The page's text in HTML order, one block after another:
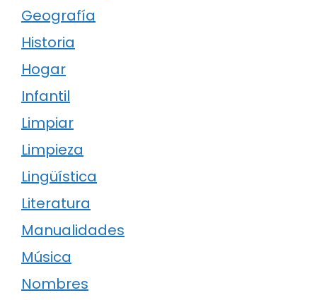
Geografía
Historia
Hogar
Infantil
Limpiar
Limpieza
Lingüística
Literatura
Manualidades
Música
Nombres